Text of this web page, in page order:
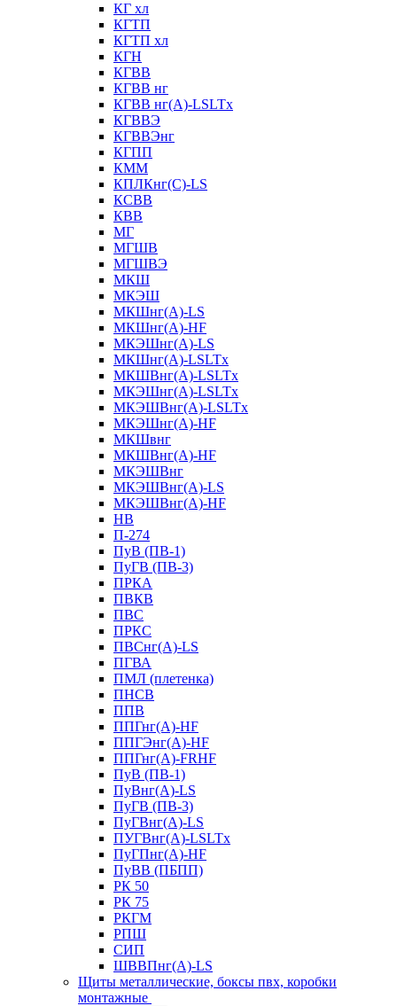
КГ хл
КГТП
КГТП хл
КГН
КГВВ
КГВВ нг
КГВВ нг(А)-LSLTx
КГВВЭ
КГВВЭнг
КГПП
КММ
КПЛКнг(C)-LS
КСВВ
КВВ
МГ
МГШВ
МГШВЭ
МКШ
МКЭШ
МКШнг(А)-LS
МКШнг(А)-HF
МКЭШнг(А)-LS
МКШнг(А)-LSLTx
МКШВнг(A)-LSLTx
МКЭШнг(А)-LSLTx
МКЭШВнг(A)-LSLTx
МКЭШнг(А)-HF
МКШвнг
МКШВнг(А)-HF
МКЭШВнг
МКЭШВнг(А)-LS
МКЭШВнг(А)-HF
НВ
П-274
ПуВ (ПВ-1)
ПуГВ (ПВ-3)
ПРКА
ПВКВ
ПВС
ПРКС
ПВСнг(А)-LS
ПГВА
ПМЛ (плетенка)
ПНСВ
ППВ
ППГнг(А)-HF
ППГЭнг(А)-HF
ППГнг(А)-FRHF
ПуВ (ПВ-1)
ПуВнг(А)-LS
ПуГВ (ПВ-3)
ПуГВнг(А)-LS
ПУГВнг(А)-LSLTx
ПуГПнг(А)-HF
ПуВВ (ПБПП)
РК 50
РК 75
РКГМ
РПШ
СИП
ШВВПнг(А)-LS
Щиты металлические, боксы пвх, коробки
монтажные